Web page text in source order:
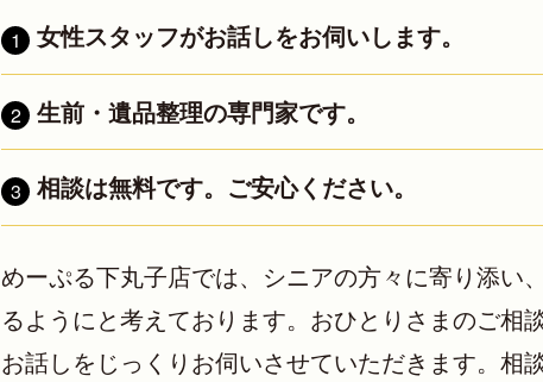
1 女性スタッフがお話しをお伺いします。
2 生前・遺品整理の専門家です。
3 相談は無料です。ご安心ください。
めーぷる下丸子店では、シニアの方々に寄り添い
るようにと考えております。おひとりさまのご相
お話しをじっくりお伺いさせていただきます。相